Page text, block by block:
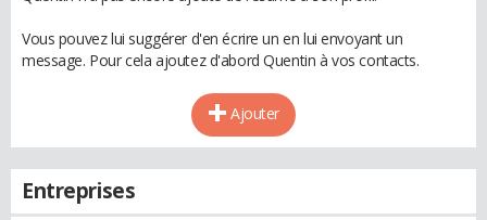
Vous pouvez lui suggérer d'en écrire un en lui envoyant un
message. Pour cela ajoutez d'abord Quentin à vos contacts.
Ajouter
Entreprises